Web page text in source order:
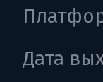
Дата